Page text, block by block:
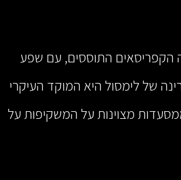
הקפריסאים התוססים, עם שפע
של לימסול היא המוקד העיקרי
מצוינות על המשקיפות על